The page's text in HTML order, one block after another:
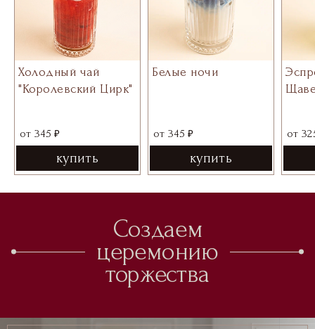
Холодный чай
"Королевский Цирк"
от 345 ₽
купить
Белые ночи
от 345 ₽
купить
от
Создаем
церемонию
торжества